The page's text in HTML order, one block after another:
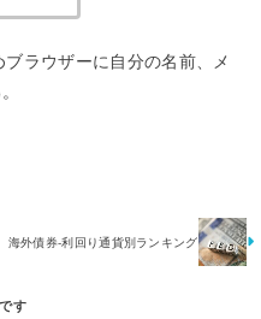
ラウザーに自分の名前、メ
海外債券-利回り通貨別ランキング